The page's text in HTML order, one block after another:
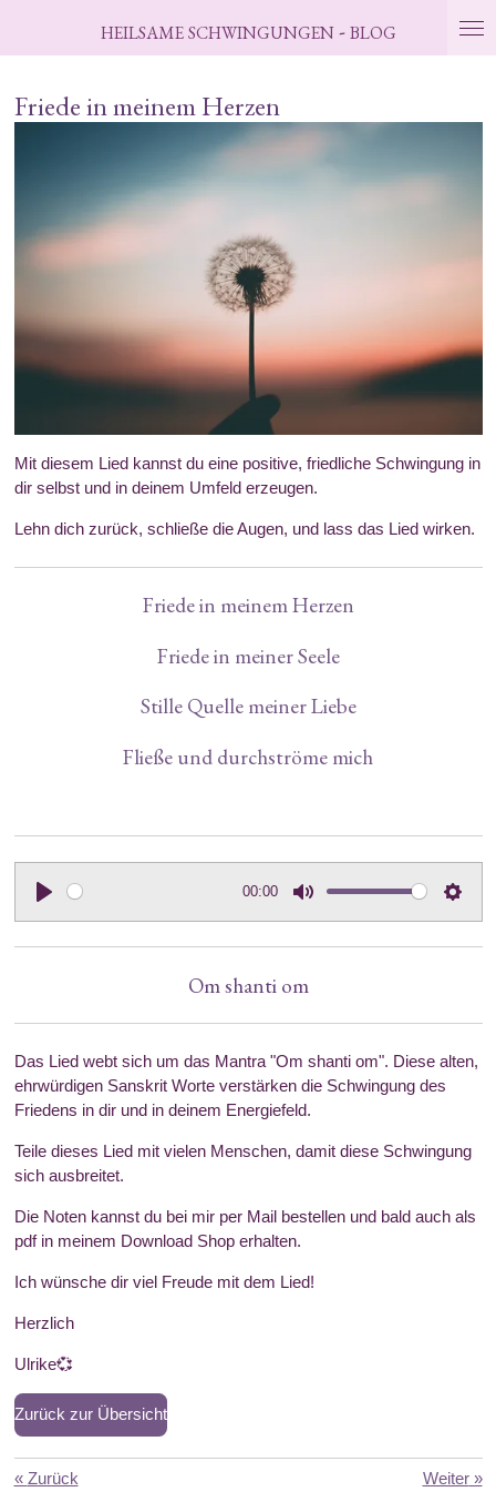
HEILSAME SCHWINGUNGEN-BLOG
Friede in meinem Herzen
Mit diesem Lied kannst du eine positive, friedliche Schwingung in
dir selbst und in deinem Umfeld erzeugen.
Lehn dich zurück, schließe die Augen, und lass das Lied wirken.
Friede in meinem Herzen
Friede in meiner Seele
Stille Quelle meiner Liebe
Fließe und durchströme mich
l
00:00
u
e
e
i
n
Om shanti om
Das Lied webt sich um das Mantra "Om shanti om". Diese alten,
ehrwürdigen Sanskrit Worte verstärken die Schwingung des
Friedens in dir und in deinem Energiefeld.
Teile dieses Lied mit vielen Menschen, damit diese Schwingung
sich ausbreitet.
Die Noten kannst du bei mir per Mail bestellen und bald auch als
pdf in meinem Download Shop erhalten.
Ich wünsche dir viel Freude mit dem Lied!
Herzlich
Ulrike💞
Zurück zur Übersicht
« Zurück Weiter»